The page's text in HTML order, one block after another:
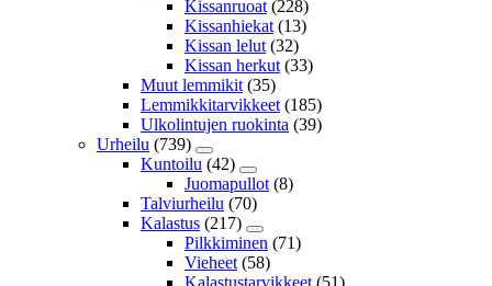
Kissanruoat (228)
Kissanhiekat (13)
Kissan lelut (32)
Kissan herkut (33)
Muut lemmikit (35)
Lemmikkitarvikkeet (185)
Ulkolintujen ruokinta (39)
Urheilu (739)
Kuntoilu (42)
Juomapullot (8)
Talviurheilu (70)
Kalastus (217)
Pilkkiminen (71)
Vieheet (58)